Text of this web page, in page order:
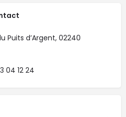
Puits d’Argent, 02240
04 12 24